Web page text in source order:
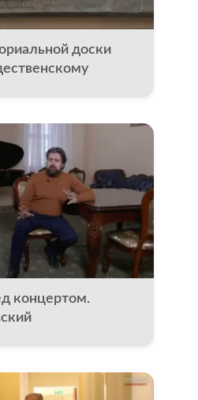
доски
концертом.